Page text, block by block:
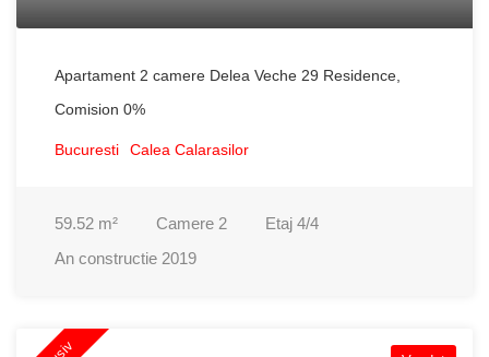
Apartament 2 camere Delea Veche 29 Residence,
Comision 0%
Bucuresti Calea Calarasilor
59.52 m² Camere 2 Etaj 4/4
An constructie 2019